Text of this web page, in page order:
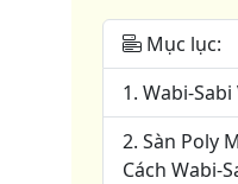
Mục lục:
1. Wabi-
2. Sàn Poly
Cách Wabi-